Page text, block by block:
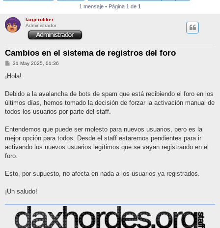
1 mensaje • Página 1 de 1
largeroliker
Administrador
Cambios en el sistema de registros del foro
M
n
j
31 May 2025, 01:36
¡Hola!
Debido a la avalancha de bots de spam que está recibiendo el foro en los
últimos días, hemos tomado la decisión de forzar la activación manual de
todos los usuarios por parte del staff.
Entendemos que puede ser molesto para nuevos usuarios, pero es la
mejor opción para todos. Desde el staff estaremos pendientes para ir
activando los nuevos usuarios legítimos que se vayan registrando en el
foro.
Esto, por supuesto, no afecta en nada a los usuarios ya registrados.
¡Un saludo!